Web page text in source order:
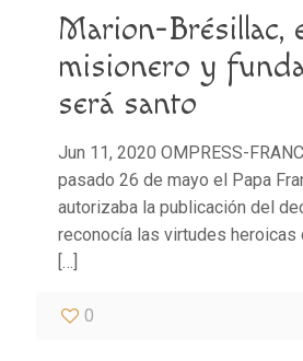
Marion-Brésillac,
misionero y
será santo
Jun 11, 2020 OMPRESS-
pasado 26 de mayo el Papa
autorizaba la publicación del
reconocía las virtudes heroicas
[…]
0